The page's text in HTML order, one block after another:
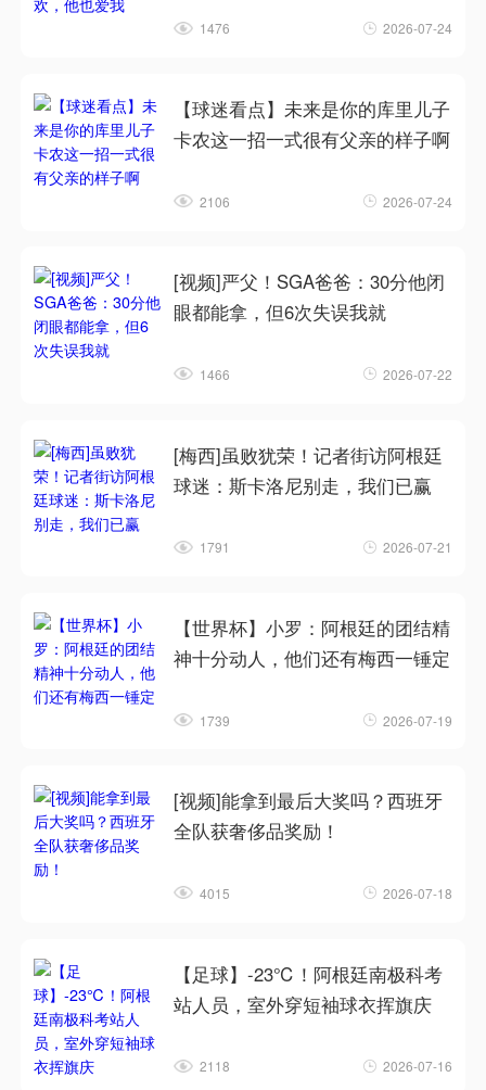
1476 2026-07-24
【球迷看点】未来是你的库里儿子
卡农这一招一式很有父亲的样子啊
2106 2026-07-24
[视频]严父！SGA爸爸：30分他闭
眼都能拿，但6次失误我就
1466 2026-07-22
[梅西]虽败犹荣！记者街访阿根廷
球迷：斯卡洛尼别走，我们已赢
1791 2026-07-21
【世界杯】小罗：阿根廷的团结精
神十分动人，他们还有梅西一锤定
1739 2026-07-19
[视频]能拿到最后大奖吗？西班牙
全队获奢侈品奖励！
4015 2026-07-18
【足球】-23℃！阿根廷南极科考
站人员，室外穿短袖球衣挥旗庆
2118 2026-07-16